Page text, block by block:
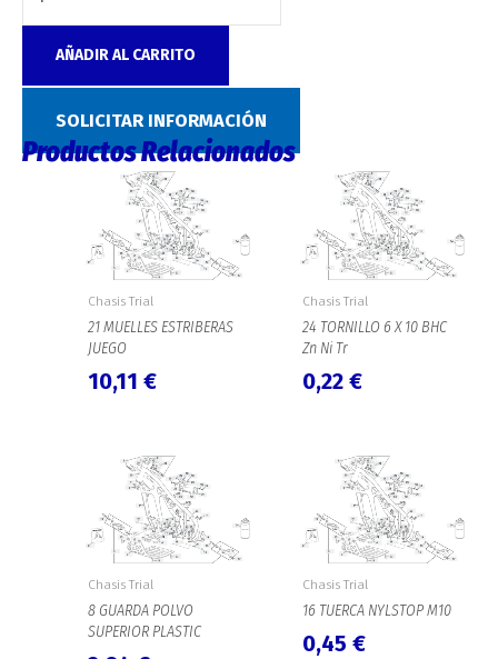
AÑADIR AL CARRITO
SOLICITAR INFORMACIÓN
Productos Relacionados
Chasis Trial
21 MUELLES ESTRIBERAS
JUEGO
10,11 €
Chasis Trial
24 TORNILLO 6 X 10 BHC
Zn Ni Tr
0,22 €
Chasis Trial
8 GUARDA POLVO
SUPERIOR PLASTIC
Chasis Trial
16 TUERCA NYLSTOP M10
0,45 €